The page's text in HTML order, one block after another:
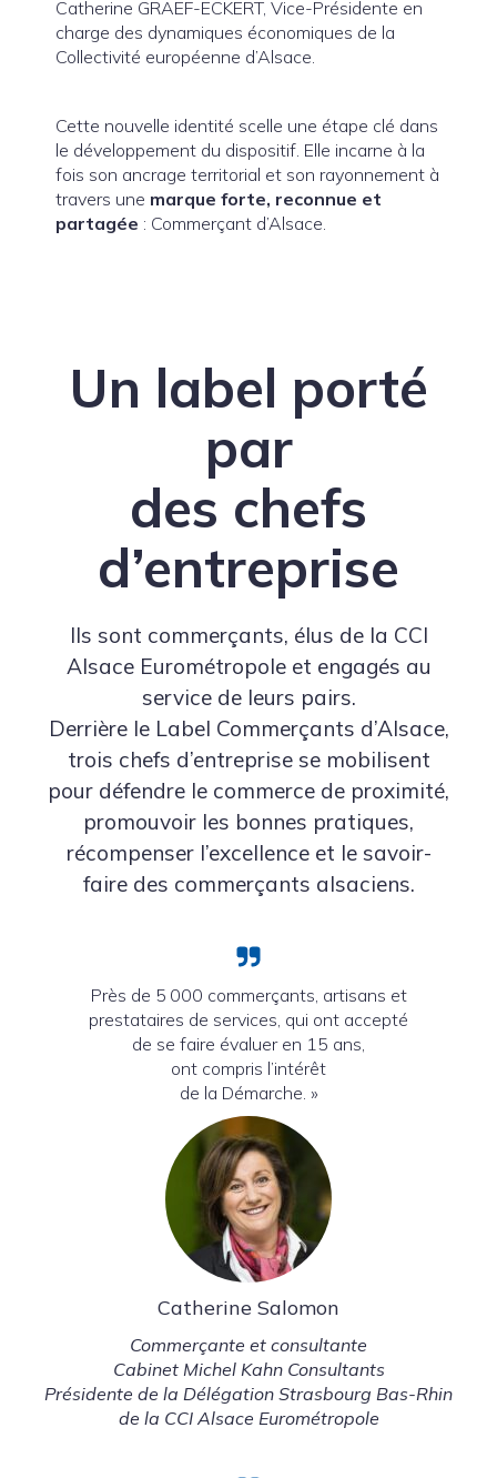
Catherine GRAEF-ECKERT, Vice-Présidente en
charge des dynamiques économiques de la
Collectivité européenne d’Alsace.
Cette nouvelle identité scelle une étape clé dans
le développement du dispositif. Elle incarne à la
fois son ancrage territorial et son rayonnement à
travers une marque forte, reconnue et
partagée : Commerçant d’Alsace.
Un label porté
par
des chefs
d’entreprise
Ils sont commerçants, élus de la CCI
Alsace Eurométropole et engagés au
service de leurs pairs.
Derrière le Label Commerçants d’Alsace,
trois chefs d’entreprise se mobilisent
pour défendre le commerce de proximité,
promouvoir les bonnes pratiques,
récompenser l’excellence et le savoir-
faire des commerçants alsaciens.
Près de 5 000 commerçants, artisans et
prestataires de services, qui ont accepté
de se faire évaluer en 15 ans,
ont compris l’intérêt
de la Démarche. »
Catherine Salomon
Commerçante et consultante
Cabinet Michel Kahn Consultants
Présidente de la Délégation Strasbourg Bas-Rhin
de la CCI Alsace Eurométropole